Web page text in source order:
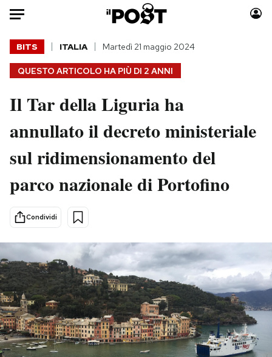
Auto
HOME
Italia
Politica
Tecnologia
Scienza
Cultura
Economia
Sport
Moda
Consumismi
Storie/Idee
Media
Mondiali calcio 2026
PODCAST
NEWSLETTER
QUESTO ARTICOLO HA PIÙ DI 2 ANNI
BITS ITALIA Martedì 21 maggio 2024
Il Tar della Liguria ha
annullato il decreto ministeriale
sul ridimensionamento del
parco nazionale di Portofino
Condividi